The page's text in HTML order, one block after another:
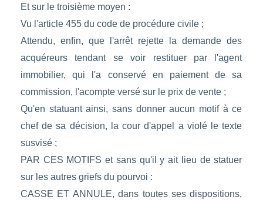
Et sur le troisième moyen :
Vu l'article 455 du code de procédure civile ;
Attendu, enfin, que l'arrêt rejette la demande des
acquéreurs tendant se voir restituer par l'agent
immobilier, qui l'a conservé en paiement de sa
commission, l'acompte versé sur le prix de vente ;
Qu'en statuant ainsi, sans donner aucun motif à ce
chef de sa décision, la cour d'appel a violé le texte
susvisé ;
PAR CES MOTIFS et sans qu'il y ait lieu de statuer
sur les autres griefs du pourvoi :
CASSE ET ANNULE, dans toutes ses dispositions,